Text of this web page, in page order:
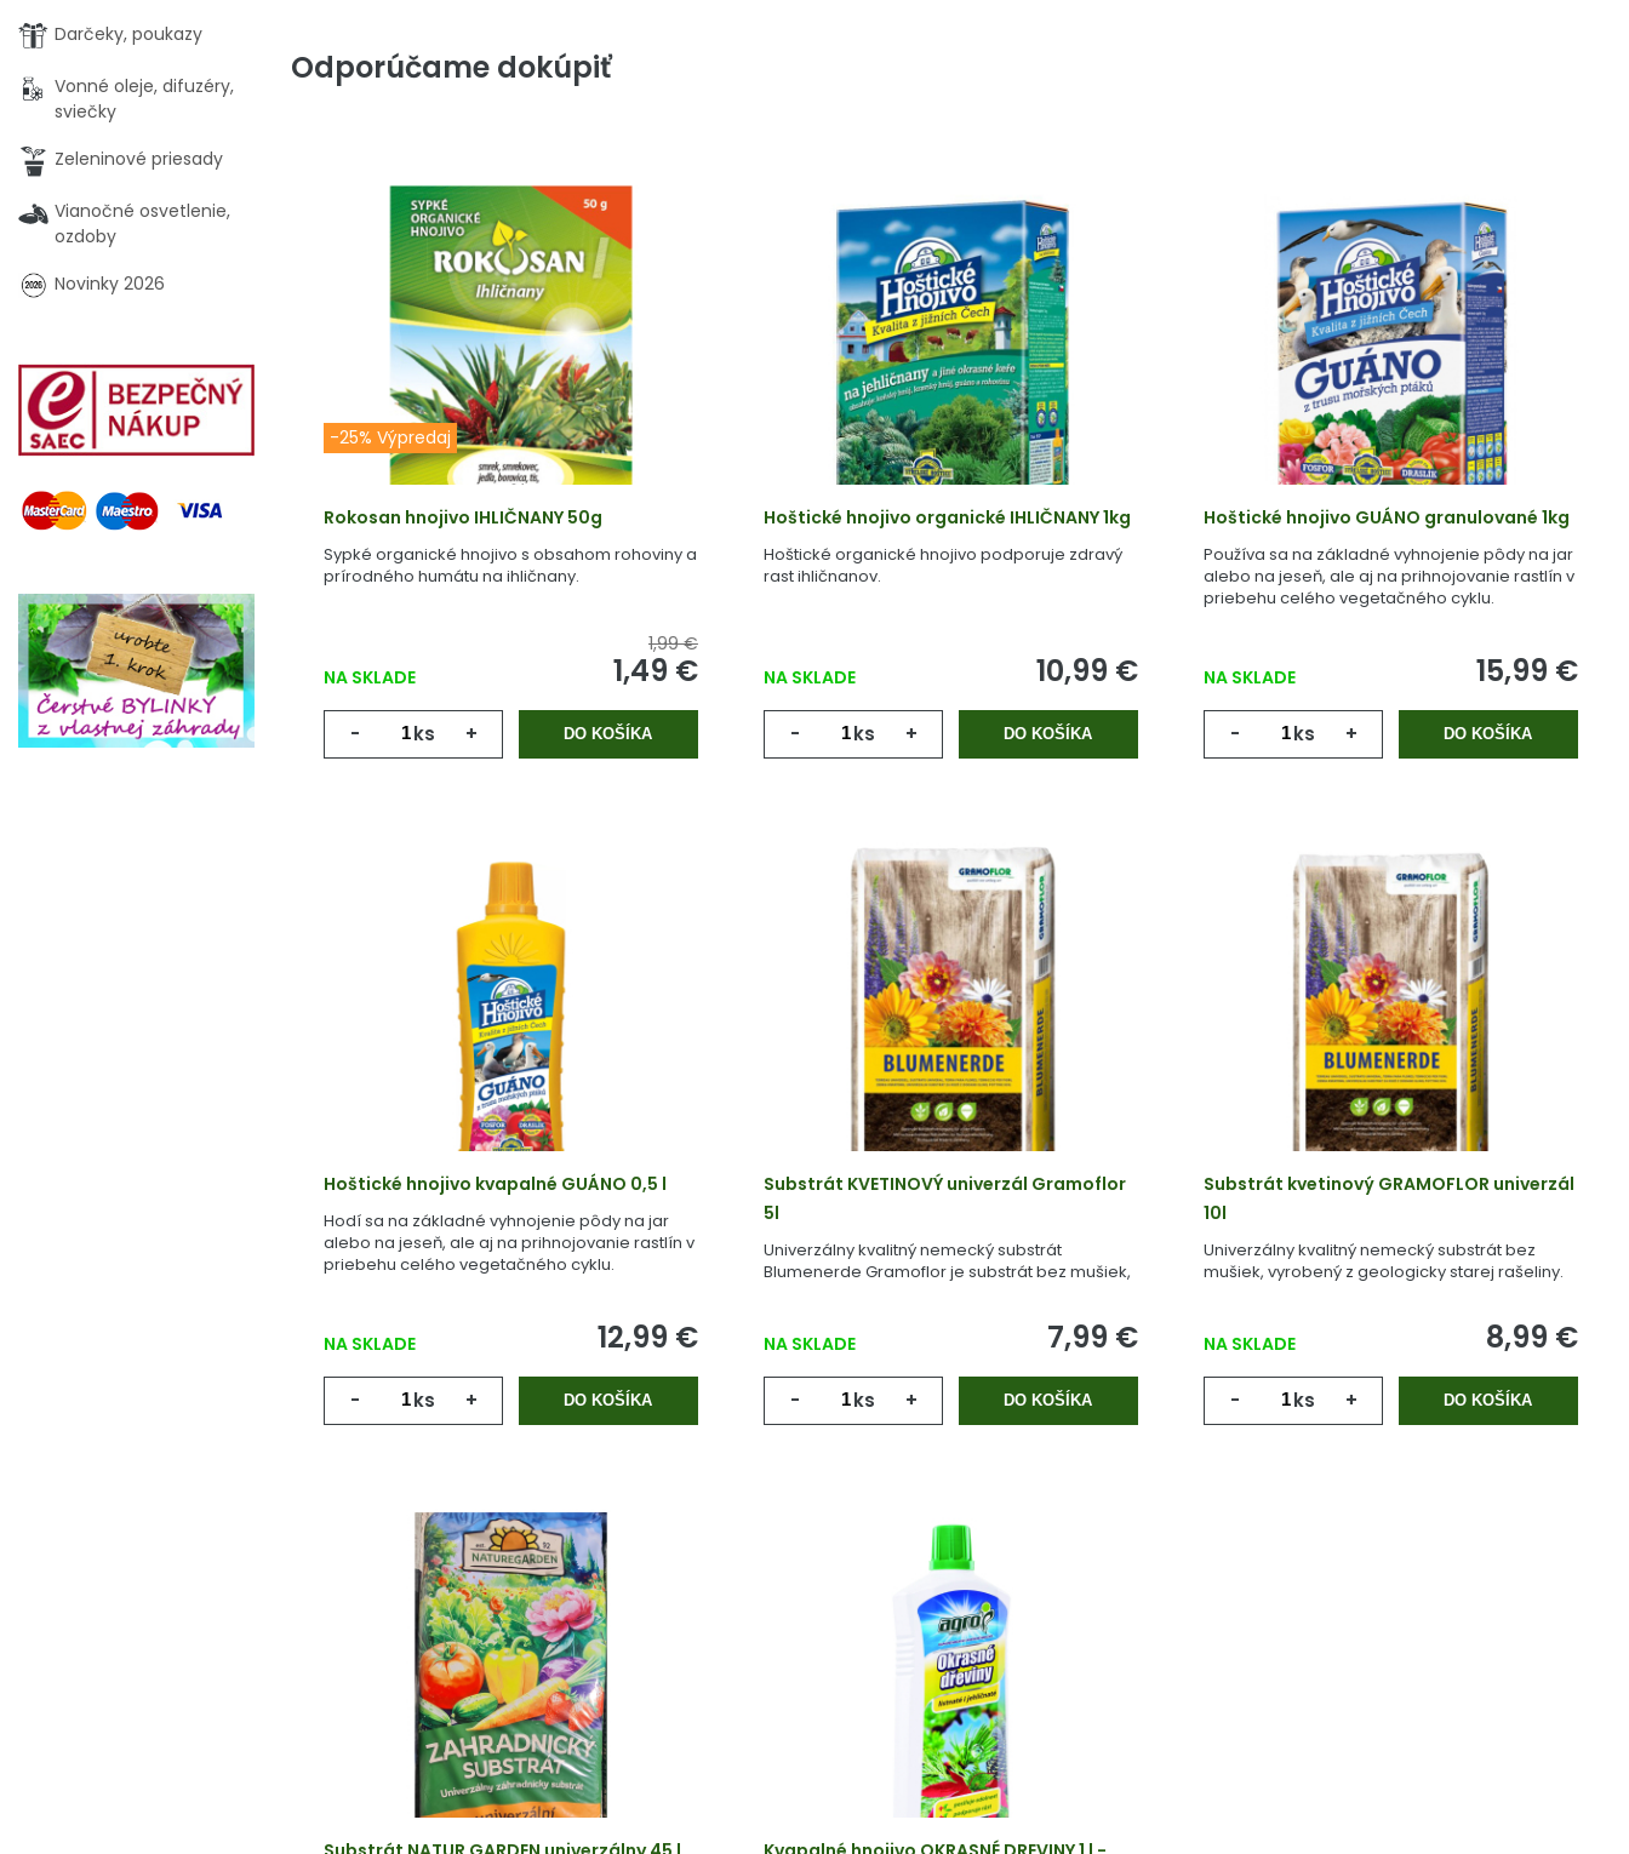
Odporúčame dokúpiť
-25% Výpredaj
Rokosan hnojivo IHLIČNANY 50g
Sypké organické hnojivo s obsahom rohoviny a
prírodného humátu na ihličnany.
NA SKLADE
1,99 €
1,49 €
- ks + DO KOŠÍKA
Hoštické hnojivo organické IHLIČNANY 1kg
Hoštické organické hnojivo podporuje zdravý
rast ihličnanov.
NA SKLADE 10,99 €
- ks + DO KOŠÍKA
Hoštické hnojivo GUÁNO granulované 1kg
Používa sa na základné vyhnojenie pôdy na jar
alebo na jeseň, ale aj na prihnojovanie rastlín v
priebehu celého vegetačného cyklu.
NA SKLADE 15,99 €
- ks + DO KOŠÍKA
Hoštické hnojivo kvapalné GUÁNO 0,5 l
Hodí sa na základné vyhnojenie pôdy na jar
alebo na jeseň, ale aj na prihnojovanie rastlín v
priebehu celého vegetačného cyklu.
NA SKLADE 12,99 €
- ks + DO KOŠÍKA
Substrát KVETINOVÝ univerzál Gramoflor
5l
Univerzálny kvalitný nemecký substrát
Blumenerde Gramoflor je substrát bez mušiek,
NA SKLADE 7,99 €
- ks + DO KOŠÍKA
Substrát kvetinový GRAMOFLOR univerzál
10l
Univerzálny kvalitný nemecký substrát bez
mušiek, vyrobený z geologicky starej rašeliny.
NA SKLADE 8,99 €
- ks + DO KOŠÍKA
Darčeky, poukazy
Vonné oleje, difuzéry,
sviečky
Zeleninové priesady
Vianočné osvetlenie,
ozdoby
Novinky 2026